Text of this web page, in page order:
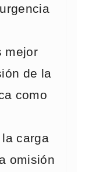
mejor
de la
como
carga
omisión